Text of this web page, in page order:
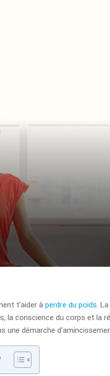
t’aider à perdre du poids .
la conscience du corps et la
démarche